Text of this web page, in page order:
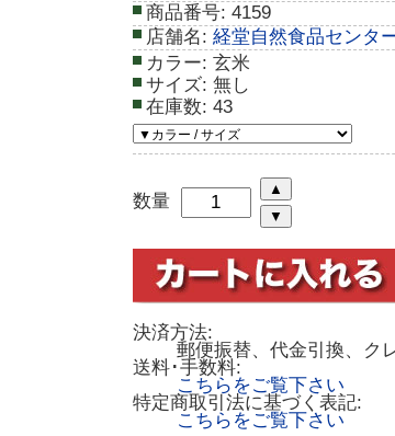
商品番号: 4159
店舗名: 経堂自然食品センタ
カラー: 玄米
サイズ: 無し
在庫数: 43
数量
決済方法:
郵便振替、代金引換、ク
送料･手数料:
こちらをご覧下さい
特定商取引法に基づく表記:
こちらをご覧下さい